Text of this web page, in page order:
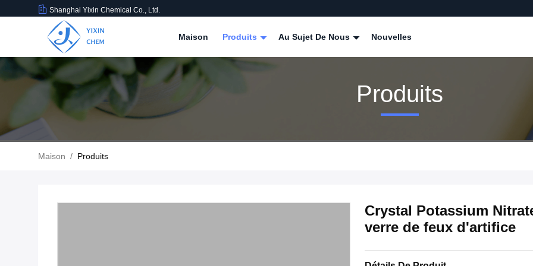
Shanghai Yixin Chemical Co., Ltd.
Maison Produits Au Sujet De Nous Nouvelles
Produits
Maison / Produits
Crystal Potassium
verre de feux d'artifice